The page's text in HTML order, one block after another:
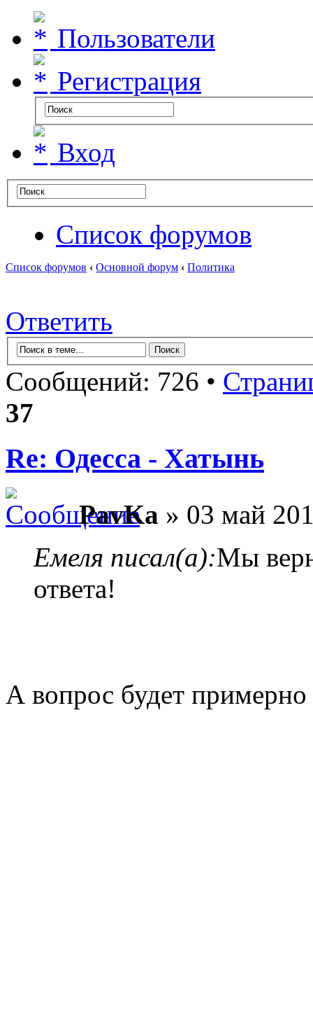
Пользователи
Регистрация
Вход
Список форумов
Список форумов ‹ Основной форум ‹ Политика
Ответить
Сообщений: 726 •
37
Re: Одесса - Хатынь
PavKa » 03 май
Емеля писал(а):Мы
ответа!
А вопрос будет примерно